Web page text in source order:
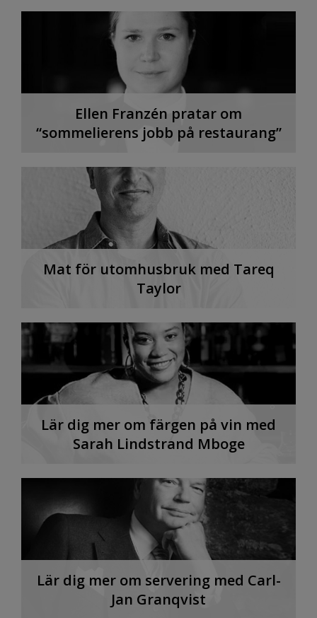
Ellen Franzén pratar om
“sommelierens jobb på restaurang”
Mat för utomhusbruk med Tareq
Taylor
Lär dig mer om färgen på vin med
Sarah Lindstrand Mboge
Lär dig mer om servering med Carl-
Jan Granqvist